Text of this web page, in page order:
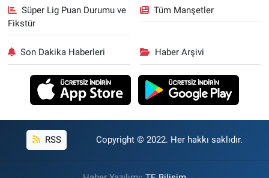
Süper Lig Puan Durumu ve
Fikstür
Tüm Manşetler
Son Dakika Haberleri Haber Arşivi
RSS Copyright © 2022. Her hakkı saklıdır.